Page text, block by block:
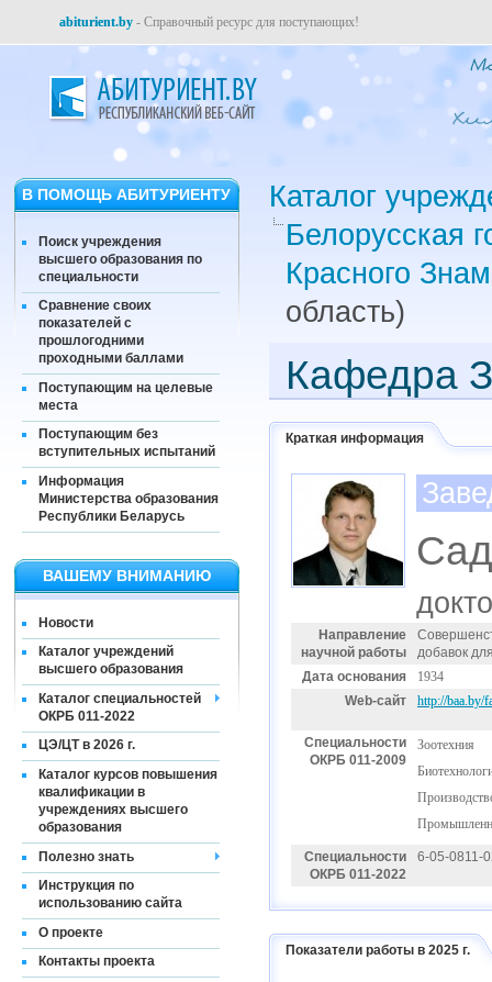
abiturient.by - Справочный ресурс для поступающих!
В ПОМОЩЬ АБИТУРИЕНТУ
Поиск учреждения
высшего образования по
специальности
Сравнение своих
показателей с
прошлогодними
проходными баллами
Поступающим на целевые
места
Поступающим без
вступительных испытаний
Информация
Министерства образования
Республики Беларусь
ВАШЕМУ ВНИМАНИЮ
Новости
Каталог учреждений
высшего образования
Каталог специальностей
ОКРБ 011-2022
ЦЭ/ЦТ в 2026 г.
Каталог курсов повышения
квалификации в
учреждениях высшего
образования
Полезно знать
Инструкция по
использованию сайта
О проекте
Контакты проекта
Каталог
Белорусская
Красного
область)
Кафедра
Краткая информация
Направление
научной работы
добавок
Дата основания
1934
Web-сайт
http://baa.by/
Специальности
ОКРБ 011-2009
Зоотехния
Специальности
ОКРБ 011-2022
6-05-0811-
Показатели работы в 2025 г.